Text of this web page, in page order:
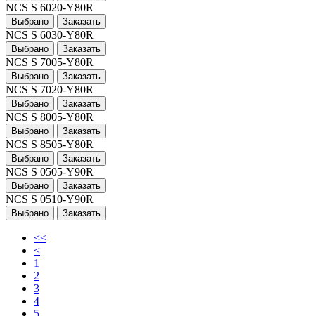
NCS S 6020-Y80R
Выбрано Заказать
NCS S 6030-Y80R
Выбрано Заказать
NCS S 7005-Y80R
Выбрано Заказать
NCS S 7020-Y80R
Выбрано Заказать
NCS S 8005-Y80R
Выбрано Заказать
NCS S 8505-Y80R
Выбрано Заказать
NCS S 0505-Y90R
Выбрано Заказать
NCS S 0510-Y90R
Выбрано Заказать
<<
<
1
2
3
4
5